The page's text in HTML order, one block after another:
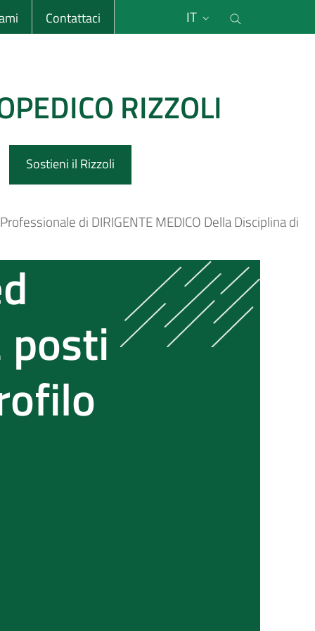
Contattaci IT
RIZZOLI
Sostieni il Rizzoli
di DIRIGENTE MEDICO Della Disciplina di
posti